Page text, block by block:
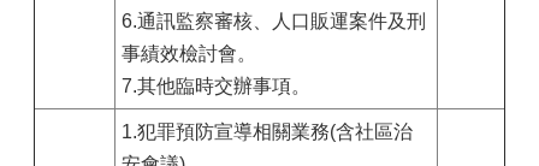
6.通訊監察審核、人口販運案件及刑
事績效檢討會。
7.其他臨時交辦事項。
1.犯罪預防宣導相關業務(含社區治